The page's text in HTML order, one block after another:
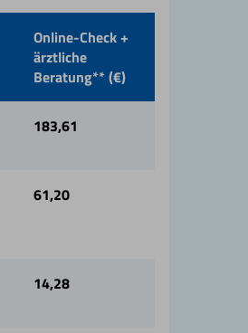
Online-Check +
ärztliche
Beratung** (€)
183,61
61,20
14,28